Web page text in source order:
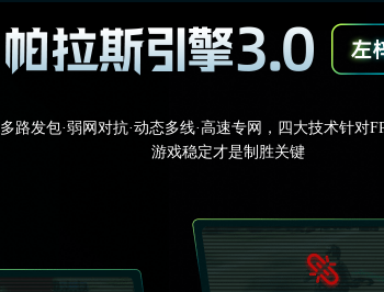
多路发包·弱网对抗·动态多线·高速专网，四大技术针对
游戏稳定才是制胜关键